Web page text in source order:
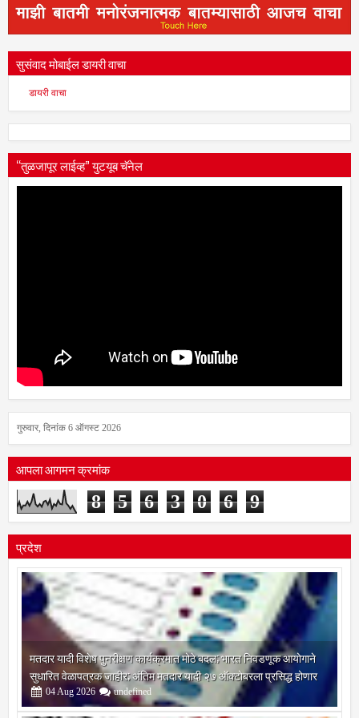
सुसंवाद मोबाईल डायरी वाचा
डायरी वाचा
“तुळजापूर लाईव्ह” युटयूब चॅनेल
आपला आगमन क्रमांक
8 5 6 3 0 6 9
प्रदेश
मतदार यादी विशेष पुनरीक्षण कार्यक्रमात मोठे बदल; भारत निवडणूक आयोगाने
सुधारित वेळापत्रक जाहीर; अंतिम मतदार यादी २७ ऑक्टोबरला प्रसिद्ध होणार
04 Aug 2026 undefined